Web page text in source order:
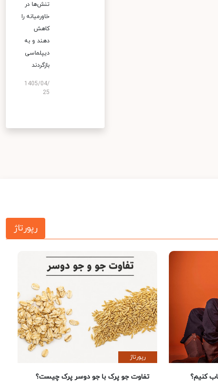
تنش‌ها در
خاورمیانه را
کاهش
دهند و به
دیپلماسی
بازگردند
1405/04/
25
رپورتاژ
کنیم؟
رپورتاژ
تفاوت جو پرک با جو دوسر پرک چیست؟